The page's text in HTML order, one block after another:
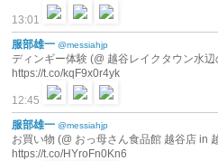
13:01
服部雄一 @messiahjp
ディンギー体験 (@ 越谷レイクタウン水
https://t.co/kqF9x0r4yk
12:45
服部雄一 @messiahjp
お買い物 (@ おっ母さん食品館 越谷店 in
https://t.co/HYroFn0Kn6